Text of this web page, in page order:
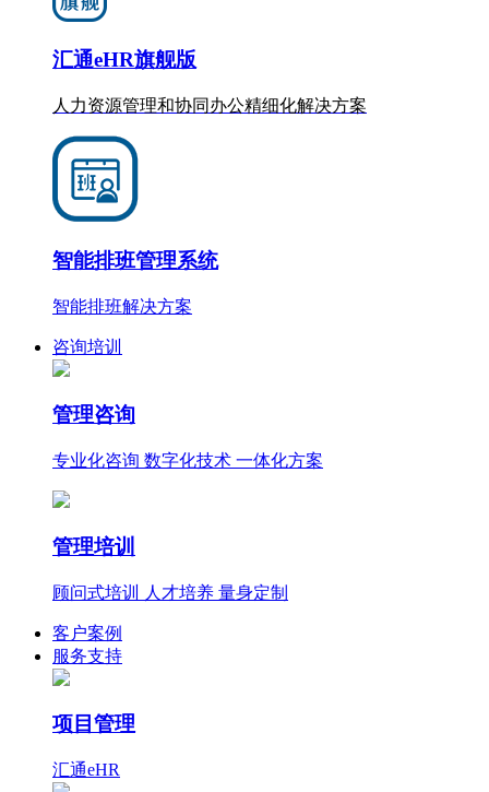
汇通eHR旗舰版
人力资源管理和协同办公精细化解决方案
智能排班管理系统
智能排班解决方案
咨询培训
管理咨询
专业化咨询 数字化技术 一体化方案
管理培训
顾问式培训 人才培养 量身定制
客户案例
服务支持
项目管理
汇通eHR